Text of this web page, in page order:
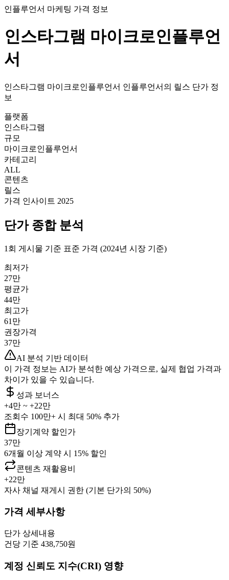
인플루언서 마케팅 가격 정보
인스타그램 마이크로인플루언
서
인스타그램 마이크로인플루언서 인플루언서의 릴스 단가 정
보
플랫폼
인스타그램
규모
마이크로인플루언서
카테고리
ALL
콘텐츠
릴스
가격 인사이트 2025
단가종합 분석
1회 게시물 기준 표준 가격 (2024년 시장 기준)
최저가
27만
평균가
44만
최고가
61만
권장가격
37만
AI 분석 기반 데이터
이 가격 정보는 AI가 분석한 예상 가격으로, 실제 협업 가격과
차이가 있을 수 있습니다.
성과 보너스
+4만 ~ +22만
조회수 100만+ 시 최대 50% 추가
장기계약 할인가
37만
6개월 이상 계약 시 15% 할인
콘텐츠 재활용비
+22만
자사 채널 재게시 권한 (기본 단가의 50%)
가격 세부사항
단가 상세내용
건당 기준 438,750원
계정 신뢰도 지수(CRI) 영향